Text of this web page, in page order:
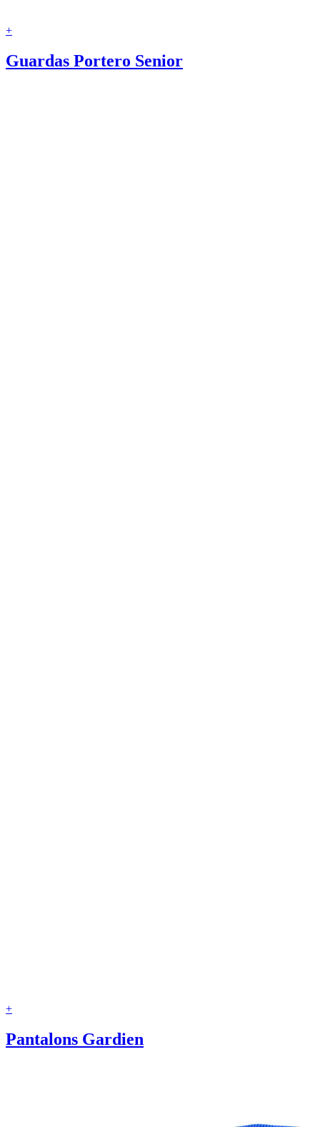
+
Guardas Portero Senior
+
Pantalons Gardien